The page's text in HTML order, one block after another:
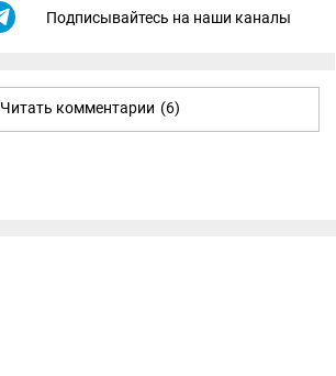
Подписывайтесь на наши каналы
Читать комментарии (6)